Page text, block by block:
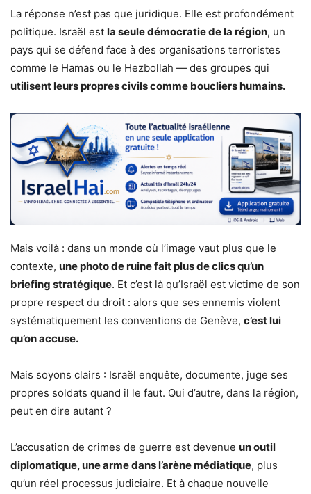
La réponse n’est pas que juridique. Elle est profondément
politique. Israël est la seule démocratie de la région, un
pays qui se défend face à des organisations terroristes
comme le Hamas ou le Hezbollah — des groupes qui
utilisent leurs propres civils comme boucliers humains.
Mais voilà : dans un monde où l’image vaut plus que le
contexte, une photo de ruine fait plus de clics qu’un
briefing stratégique. Et c’est là qu’Israël est victime de son
propre respect du droit : alors que ses ennemis violent
systématiquement les conventions de Genève, c’est lui
qu’on accuse.
Mais soyons clairs : Israël enquête, documente, juge ses
propres soldats quand il le faut. Qui d’autre, dans la région,
peut en dire autant ?
L’accusation de crimes de guerre est devenue un outil
diplomatique, une arme dans l’arène médiatique, plus
qu’un réel processus judiciaire. Et à chaque nouvelle